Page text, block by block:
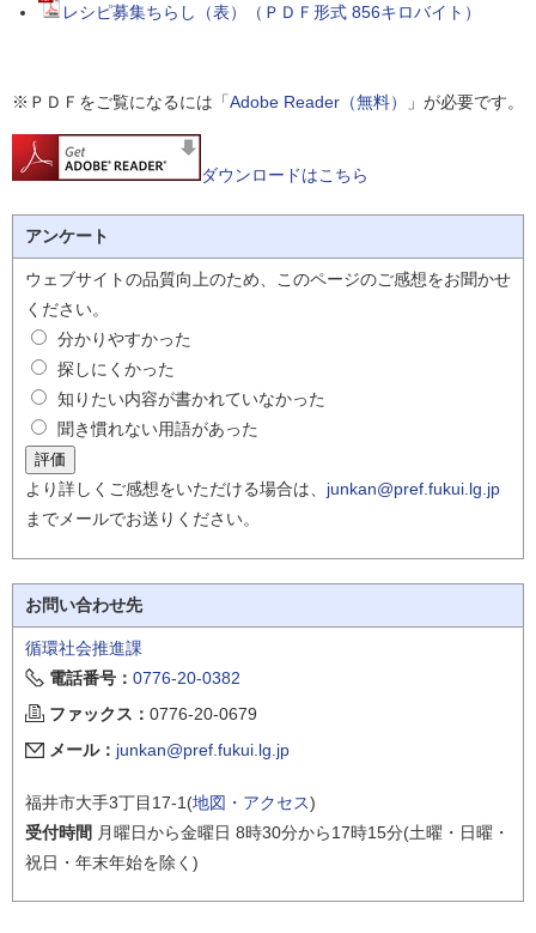
レシピ募集ちらし（表）（ＰＤＦ形式 856キロバイト）
※ＰＤＦをご覧になるには「Adobe Reader（無料） 」が必要です。
ダウンロードはこちら
アンケート
ウェブサイトの品質向上のため、このページのご感想をお聞かせ
ください。
分かりやすかった
探しにくかった
知りたい内容が書かれていなかった
聞き慣れない用語があった
より詳しくご感想をいただける場合は、 junkan@pref.fukui.lg.jp
までメールでお送りください。
お問い合わせ先
循環社会推進課
電話番号： 0776-20-0382
ファックス： 0776-20-0679
メール： junkan@pref.fukui.lg.jp
福井市大手3丁目17-1(地図・アクセス)
受付時間 月曜日から金曜日 8時30分から17時15分(土曜・日曜・
祝日・年末年始を除く)